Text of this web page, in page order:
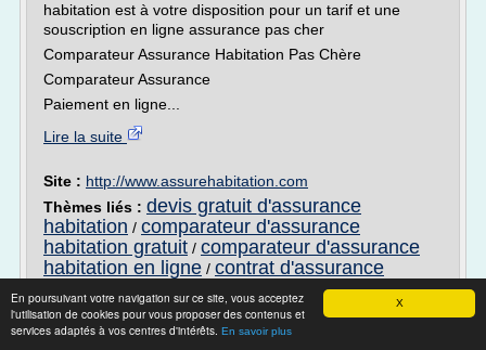
X
En poursuivant votre navigation sur ce site, vous acceptez
l'utilisation de cookies pour vous proposer des contenus et
services adaptés à vos centres d'intérêts. En savoir plus
habitation est à votre disposition pour un tarif et une
souscription en ligne assurance pas cher
Comparateur Assurance Habitation Pas Chère
Comparateur Assurance
Paiement en ligne...
Lire la suite
Site : http://www.assurehabitation.com
Thèmes liés : devis gratuit d'assurance
habitation / comparateur d'assurance
habitation gratuit / comparateur d'assurance
habitation en ligne / contrat d'assurance
resiliation contrat
d'assurance habitation